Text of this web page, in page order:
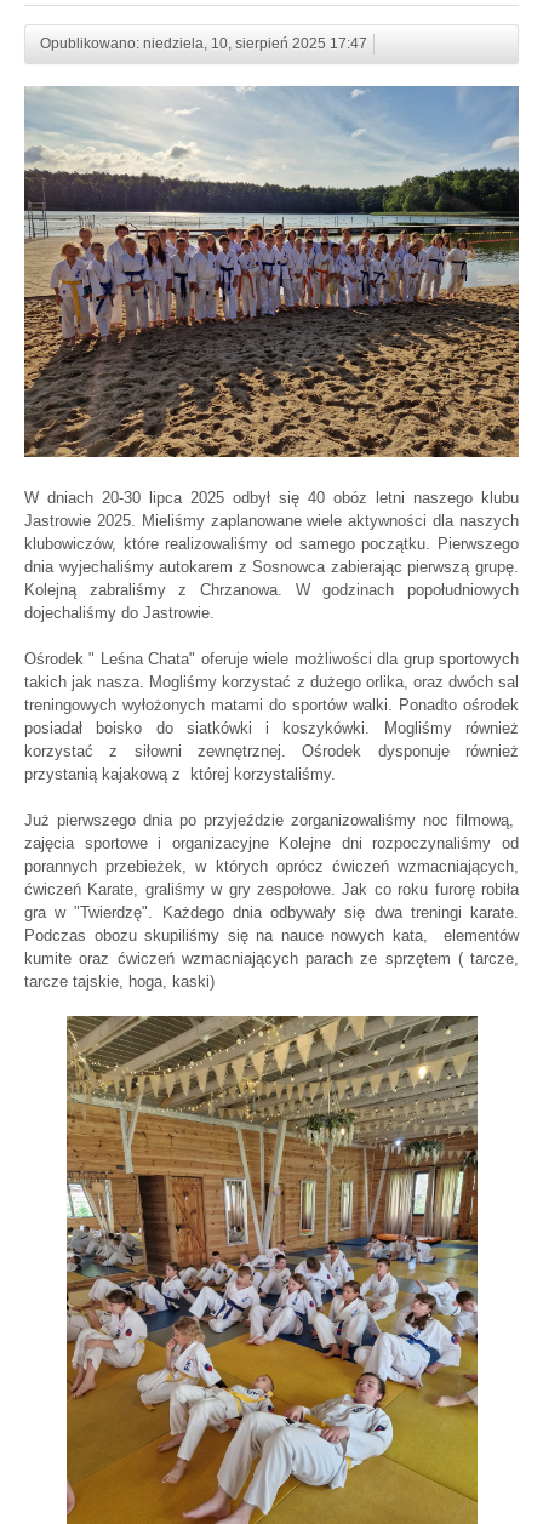
Opublikowano: niedziela, 10, sierpień 2025 17:47
W dniach 20-30 lipca 2025 odbył się 40 obóz letni naszego klubu
Jastrowie 2025. Mieliśmy zaplanowane wiele aktywności dla naszych
klubowiczów, które realizowaliśmy od samego początku. Pierwszego
dnia wyjechaliśmy autokarem z Sosnowca zabierając pierwszą grupę.
Kolejną zabraliśmy z Chrzanowa. W godzinach popołudniowych
dojechaliśmy do Jastrowie.
Ośrodek " Leśna Chata" oferuje wiele możliwości dla grup sportowych
takich jak nasza. Mogliśmy korzystać z dużego orlika, oraz dwóch sal
treningowych wyłożonych matami do sportów walki. Ponadto ośrodek
posiadał boisko do siatkówki i koszykówki. Mogliśmy również
korzystać z siłowni zewnętrznej. Ośrodek dysponuje również
przystanią kajakową z której korzystaliśmy.
Już pierwszego dnia po przyjeździe zorganizowaliśmy noc filmową,
zajęcia sportowe i organizacyjne Kolejne dni rozpoczynaliśmy od
porannych przebieżek, w których oprócz ćwiczeń wzmacniających,
ćwiczeń Karate, graliśmy w gry zespołowe. Jak co roku furorę robiła
gra w "Twierdzę". Każdego dnia odbywały się dwa treningi karate.
Podczas obozu skupiliśmy się na nauce nowych kata, elementów
kumite oraz ćwiczeń wzmacniających parach ze sprzętem ( tarcze,
tarcze tajskie, hoga, kaski)